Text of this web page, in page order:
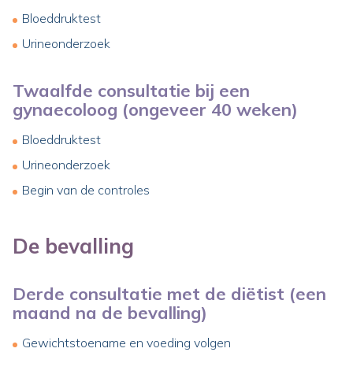
Bloeddruktest
Urineonderzoek
Twaalfde consultatie bij een
gynaecoloog (ongeveer 40 weken)
Bloeddruktest
Urineonderzoek
Begin van de controles
De bevalling
Derde consultatie met de diëtist (een
maand na de bevalling)
Gewichtstoename en voeding volgen